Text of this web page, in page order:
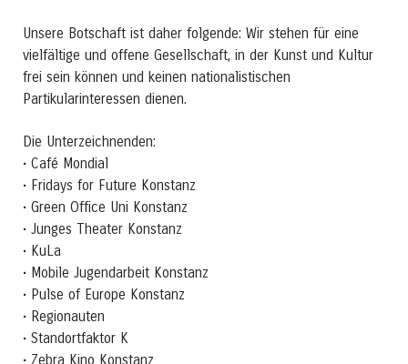
Unsere Botschaft ist daher folgende: Wir stehen für eine
vielfältige und offene Gesellschaft, in der Kunst und Kultur
frei sein können und keinen nationalistischen
Partikularinteressen dienen.
Die Unterzeichnenden:
• Café Mondial
• Fridays for Future Konstanz
• Green Office Uni Konstanz
• Junges Theater Konstanz
• KuLa
• Mobile Jugendarbeit Konstanz
• Pulse of Europe Konstanz
• Regionauten
• Standortfaktor K
• Zebra Kino Konstanz